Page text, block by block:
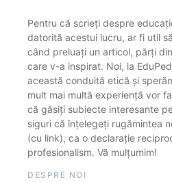
Pentru că scrieți despre
datorită acestui lucru, ar fi util
când preluați un articol, părți
care v-a inspirat. Noi, la
această conduită etică și
mult mai multă experiență vor
că găsiți subiecte interesante
siguri că înțelegeți rugămintea
(cu link), ca o declarație
profesionalism. Vă mulțumim!
DESPRE NOI